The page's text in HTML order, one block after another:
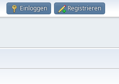
Einloggen Registrieren